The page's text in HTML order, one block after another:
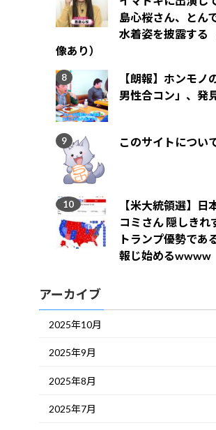
島心桜さん、とん
水着姿を披露する
像あり）
【朗報】ホンモノ
男性合コン」、発
このサイトについ
【米大統領選】日
コミさん 隠しきれ
トランプ優勢であ
報じ始めるwwww
アーカイブ
2025年10月
2025年9月
2025年8月
2025年7月